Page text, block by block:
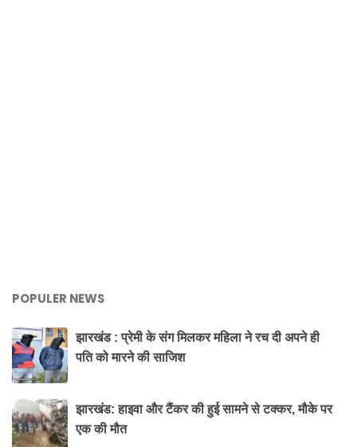
POPULER NEWS
झारखंड : प्रेमी के संग मिलकर महिला ने रच दी अपने ही
पति को मारने की साजिश
झारखंड: हाइवा और टैंकर की हुई सामने से टक्कर, मौके पर
एक की मौत